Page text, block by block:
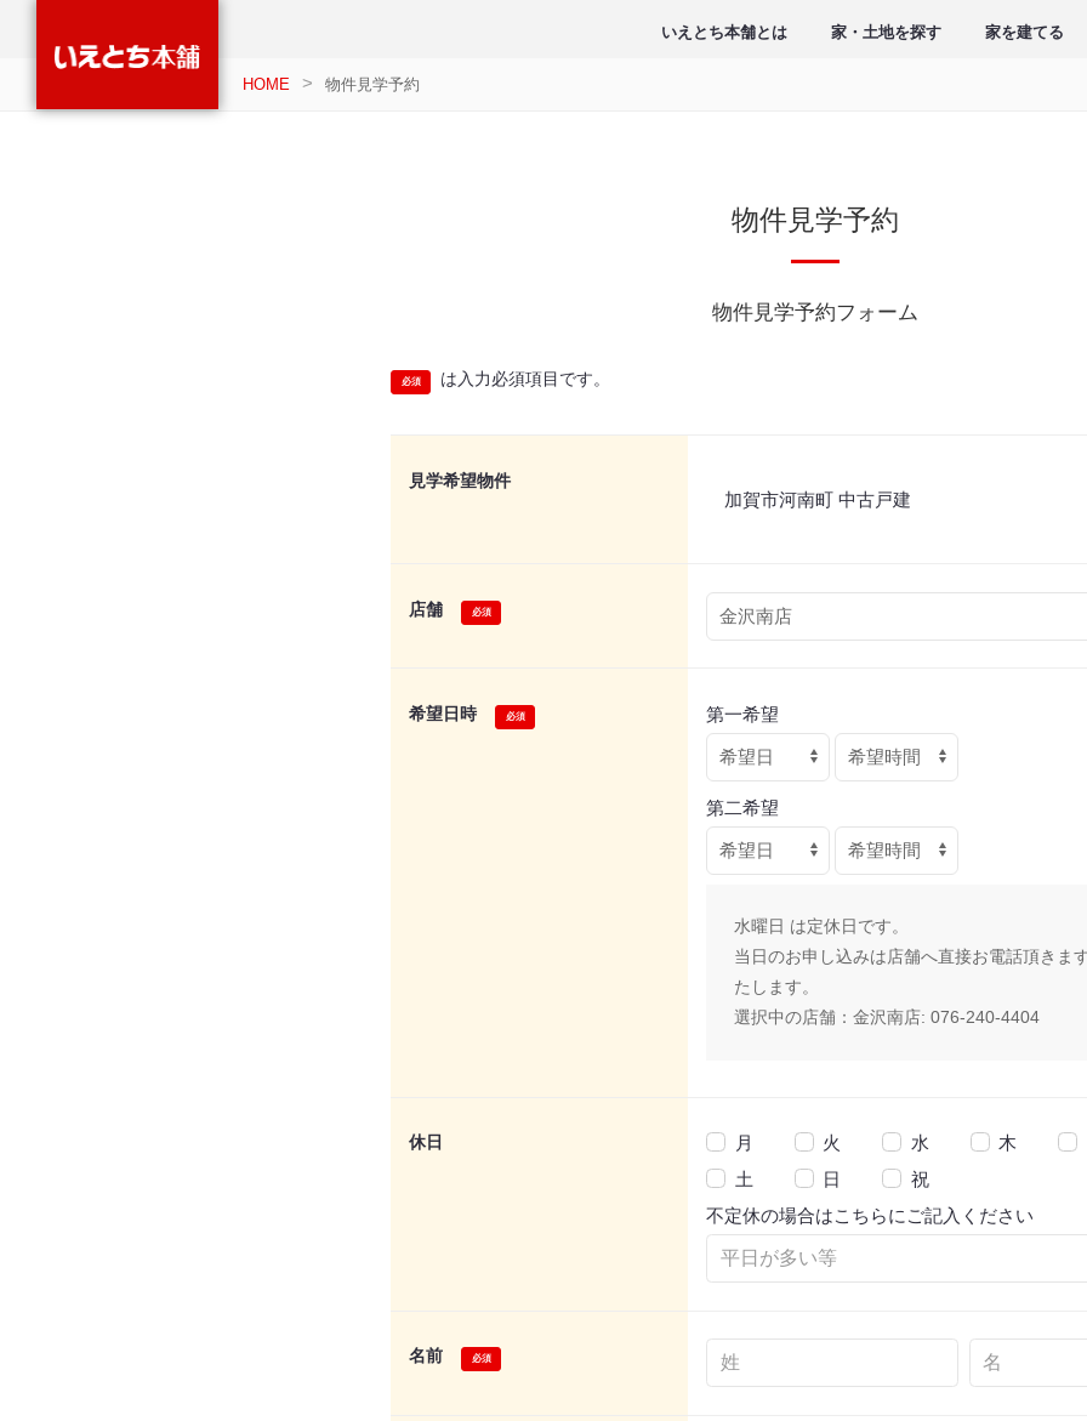
いえとち本舗とは 家・土地を探す 家を建てる
HOME 物件見学予約
物件見学予約
物件見学予約フォーム
は入力必須項目です。
見学希望物件
加賀市河南町 中古戸建
店舗
希望日時 第一希望
第二希望
水曜日 は定休日です。
当日のお申し込みは店舗へ直接お電話頂きま
たします。
選択中の店舗： 金沢南店: 076-240-4404
休日 月 火 水 木
土
日
祝
不定休の場合はこちらにご記入ください
名前